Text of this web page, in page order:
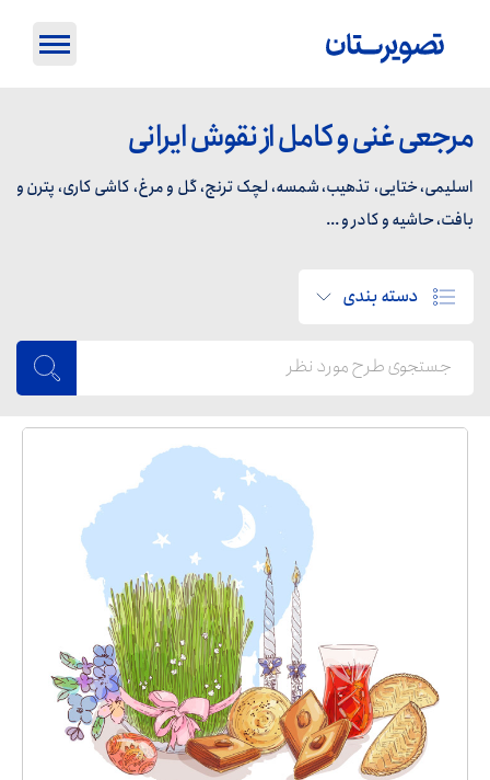
مرجعی غنی و کامل از نقوش ایرانی
اسلیمی، ختایی، تذهیب، شمسه، لچک ترنج، گل و مرغ، کاشی کاری، پترن و
بافت، حاشیه و کادر و ...
دسته بندی